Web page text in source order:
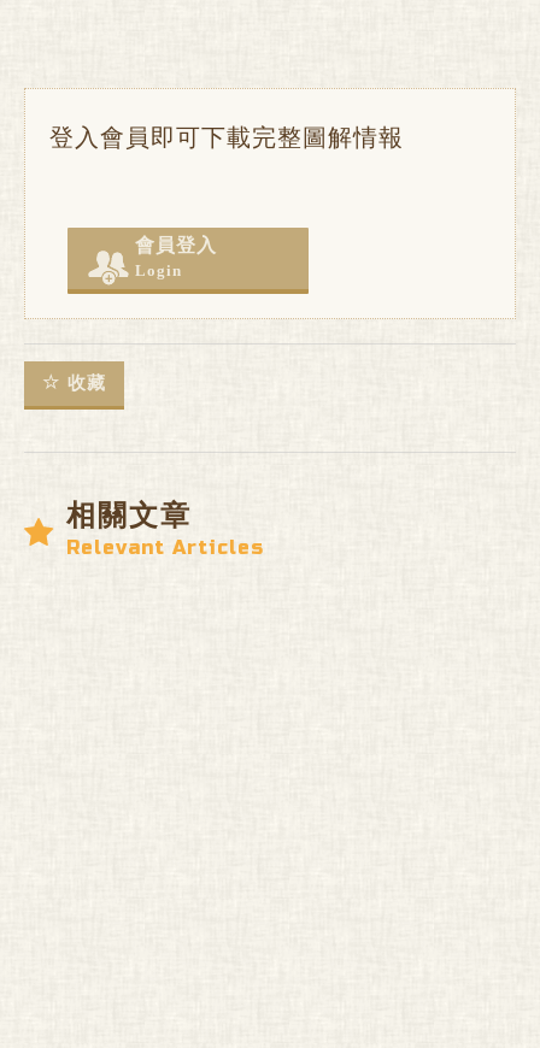
登入會員即可下載完整圖解情報
會員登入
Login
收藏
相關文章
Relevant Articles